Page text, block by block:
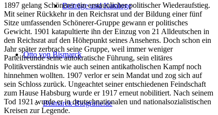
Beiträge und Kataloge
Otto von Bismarck
Bismarck-Biografie.de
1897 gelang Schönerer ein erstaunlicher politischer Wiederaufstieg.
Mit seiner Rückkehr in den Reichsrat und der Bildung einer fünf
Sitze umfassenden Schönerer-Gruppe gewann er politisches
Gewicht. 1901 katapultierte ihn der Einzug von 21 Alldeutschen in
den Reichsrat auf den Höhepunkt seines Ansehens. Doch schon ein
Jahr später zerbrach seine Gruppe, weil immer weniger
Parteifreunde seine autokratische Führung, sein elitäres
Politikverständnis wie auch seinen antikatholischen Kampf noch
hinnehmen wollten. 1907 verlor er sein Mandat und zog sich auf
sein Schloss zurück. Ungeachtet seiner entschiedenen Feindschaft
zum Hause Habsburg wurde er 1917 erneut nobilitiert. Nach seinem
Tod 1921 wurde er in deutschnationalen und nationalsozialistischen
Kreisen zur Legende.